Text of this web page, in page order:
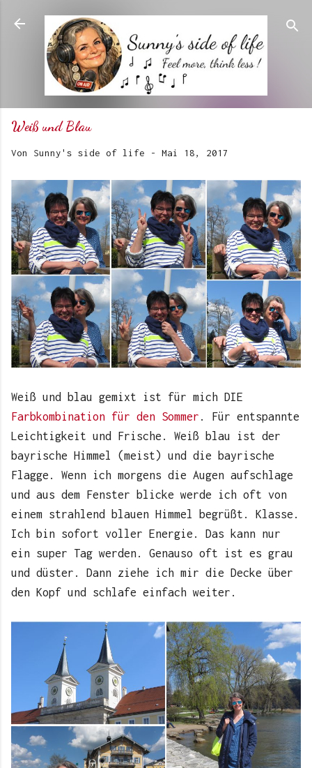
Direkt zum Hauptbereich
Weiß und Blau
Von Sunny's side of life - Mai 18, 2017
Weiß und blau gemixt ist für mich DIE
Farbkombination für den Sommer . Für entspannte
Leichtigkeit und Frische. Weiß blau ist der
bayrische Himmel (meist) und die bayrische
Flagge. Wenn ich morgens die Augen aufschlage
und aus dem Fenster blicke werde ich oft von
einem strahlend blauen Himmel begrüßt. Klasse.
Ich bin sofort voller Energie. Das kann nur
ein super Tag werden. Genauso oft ist es grau
und düster. Dann ziehe ich mir die Decke über
den Kopf und schlafe einfach weiter.